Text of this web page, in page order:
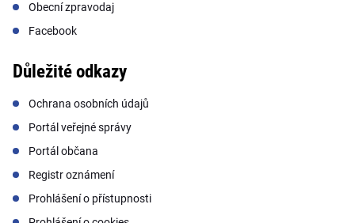
Obecní zpravodaj
Facebook
Důležité odkazy
Ochrana osobních údajů
Portál veřejné správy
Portál občana
Registr oznámení
Prohlášení o přístupnosti